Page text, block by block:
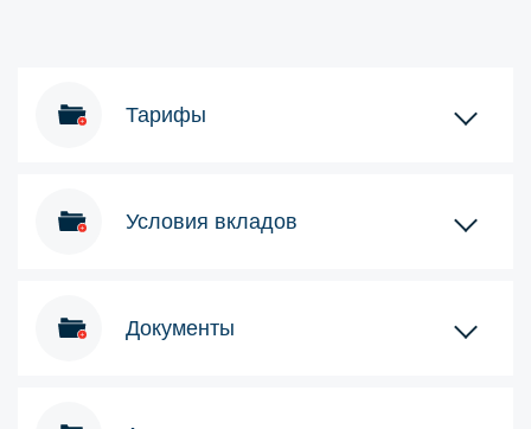
Тарифы
Условия вкладов
Документы